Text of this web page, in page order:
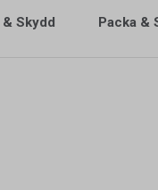
Skydd Packa &